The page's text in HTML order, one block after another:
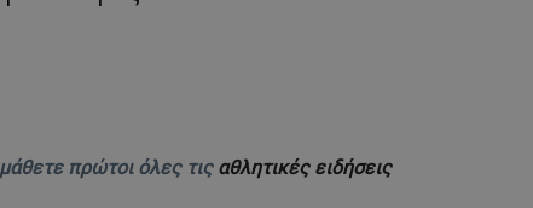
πρώτοι όλες τις αθλητικές ειδήσεις